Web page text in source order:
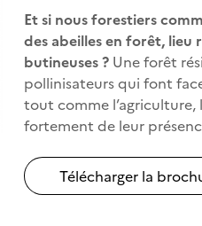
Et si nous forestiers
des abeilles en forêt,
butineuses ? Une forêt
pollinisateurs qui font
tout comme
fortement de leur
Télécharger la